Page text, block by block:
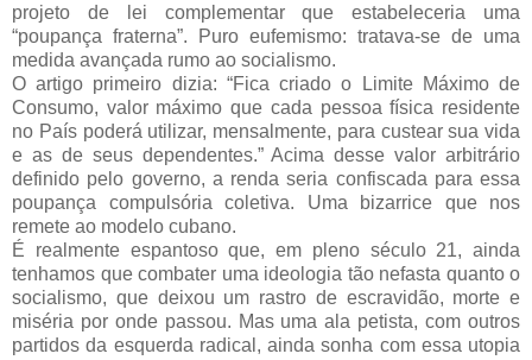
projeto de lei complementar que estabeleceria uma
“poupança fraterna”. Puro eufemismo: tratava-se de uma
medida avançada rumo ao socialismo.
O artigo primeiro dizia: “Fica criado o Limite Máximo de
Consumo, valor máximo que cada pessoa física residente
no País poderá utilizar, mensalmente, para custear sua vida
e as de seus dependentes.” Acima desse valor arbitrário
definido pelo governo, a renda seria confiscada para essa
poupança compulsória coletiva. Uma bizarrice que nos
remete ao modelo cubano.
É realmente espantoso que, em pleno século 21, ainda
tenhamos que combater uma ideologia tão nefasta quanto o
socialismo, que deixou um rastro de escravidão, morte e
miséria por onde passou. Mas uma ala petista, com outros
partidos da esquerda radical, ainda sonha com essa utopia